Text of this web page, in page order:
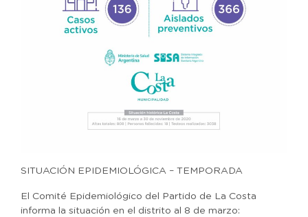
SITUACIÓN EPIDEMIOLÓGICA – TEMPORADA
El Comité Epidemiológico del Partido de La Costa
informa la situación en el distrito al 8 de marzo: